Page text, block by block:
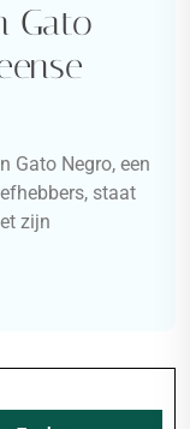
Gato
Gato Negro, een
staat
zijn